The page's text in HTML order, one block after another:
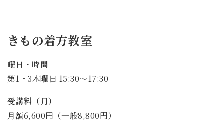
きもの着方教室
曜日・時間
第1・3木曜日 15:30～17:30
受講料（月）
月額6,600円（一般8,800円）